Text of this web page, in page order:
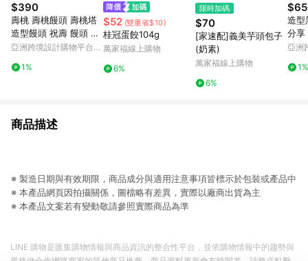
$390
壽桃 壽桃饅頭 壽桃塔
造型饅頭 祝壽 饅頭 拜
拜供佛 生日壽桃6入
亞洲跨境設計購物平台
1%
$52 (雙重省$10)
桂冠蛋餃104g
萬家福線上購物
6%
限時加碼
$70
[家速配]義美芋頭包子
(奶素)
萬家福線上購物
6%
造型
分享
亞洲
1%
商品描述
※ 製造日期與有效期限，商品成分與適用注意事項皆標示於包裝或產品中
※ 本產品網頁因拍攝關係，圖檔略有差異，實際以廠商出貨為主
※ 本產品文案若有變動敬請參照實際商品為準
LINE 購物是匯集購物情報與商品資訊的整合性平台，並依購物情報中的趨勢與